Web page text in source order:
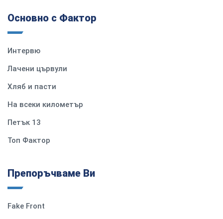
Основно с Фактор
Интервю
Лачени цървули
Хляб и пасти
На всеки километър
Петък 13
Топ Фактор
Препоръчваме Ви
Fake Front